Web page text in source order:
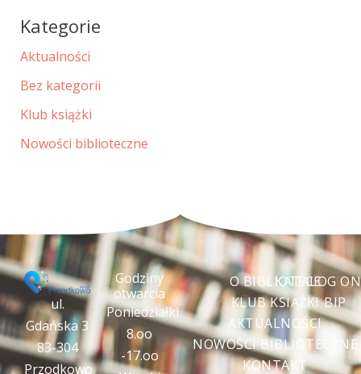
Kategorie
Aktualności
Bez kategorii
Klub książki
Nowości biblioteczne
ul.
Gdańska 3
83-304
Przodkowo
Godziny
otwarcia
Poniedziałki
8.oo
-17.oo
O BIBLIOTECE
KLUB KSIĄŻKI
AKTUALNOŚCI
NOWOŚCI BIBLIOTECZNE
KONTAKT
KATALOG
BIP